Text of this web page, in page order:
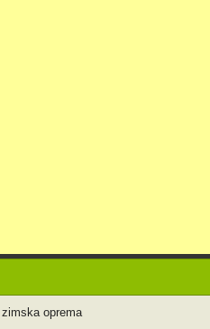
zimska oprema